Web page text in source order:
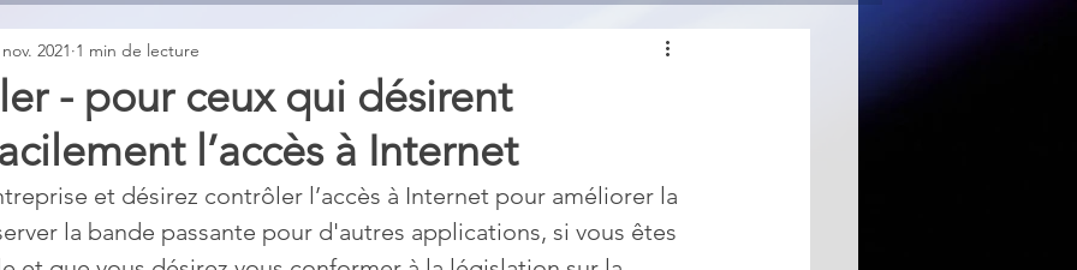
Customisation Windows
de fichiers Gestion Système Graphisme
& Photoshop Linux
- pour ceux qui désirent
l’accès à Internet
2021 1 min de lecture
et désirez contrôler l’accès à Internet pour améliorer la
la bande passante pour d'autres applications, si vous êtes